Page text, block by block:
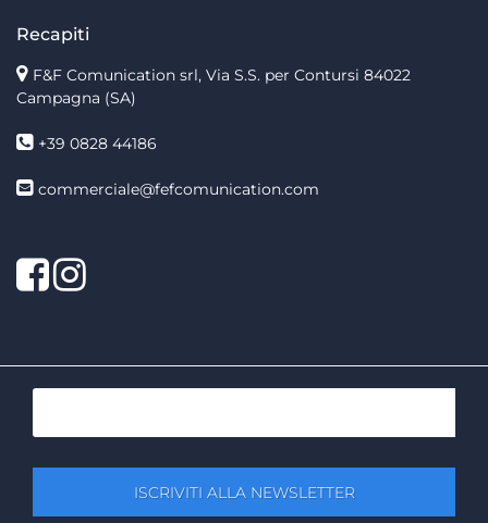
Recapiti
F&F Comunication srl, Via S.S. per Contursi 84022
Campagna (SA)
+39 0828 44186
commerciale@fefcomunication.com
Facebook
Twitter